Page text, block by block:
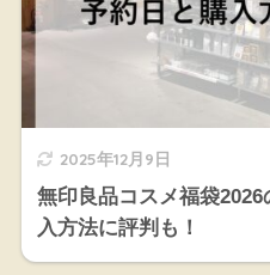
2025年12月9日
無印良品コスメ福袋
入方法に評判も！